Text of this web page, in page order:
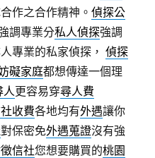
作之合作精神。偵探公
調專業分私人偵探強調
專業的私家偵探，偵探
礙家庭都想傳達一個理
人更容易穿尋人費
收費各地均有外遇讓你
對保密免外遇蒐證沒有強
信社您想要購買的桃園